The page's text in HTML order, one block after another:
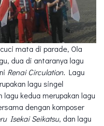
mata di parade, Ola
dua di antaranya lagu
Renai Circulation. Lagu
lagu singel
kedua merupakan lagu
dengan komposer
Isekai Seikatsu, dan lagu